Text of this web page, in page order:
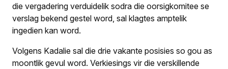
die verga­dering verduidelik sodra die oorsig­komitee se
verslag bekend gestel word, sal klagtes amptelik
ingedien kan word.
Volgens Kadalie sal die drie vakante posisies so gou as
moontlik gevul word. Verkiesings vir die ver­skillende